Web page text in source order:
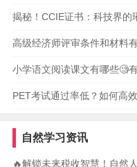
揭秘！CCIE证书：科技界的
高级经济师评审条件和材料
小学语文阅读课文有哪些🧐
PET考试通过率低？如何高
自然学习资讯
🔥解锁未来税收智慧！自然